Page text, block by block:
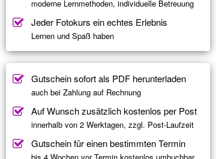
moderne Lernmethoden, individuelle Betreuung
Jeder Fotokurs ein echtes Erlebnis
Lernen und Spaß haben
Gutschein sofort als PDF herunterladen
auch bei Zahlung auf Rechnung
Auf Wunsch zusätzlich kostenlos per Post
innerhalb von 2 Werktagen, zzgl. Post-Laufzeit
Gutschein für einen bestimmten Termin